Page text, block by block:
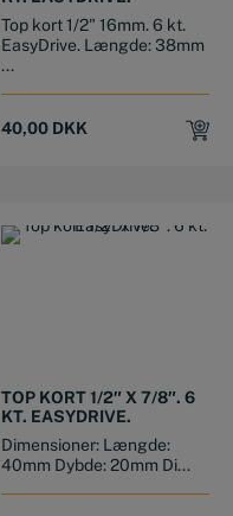
Top kort 1/2" 16mm. 6 kt.
EasyDrive. Længde: 38mm
...
40,00 DKK
TOP KORT 1/2″ X 7/8″. 6
KT. EASYDRIVE.
Dimensioner: Længde:
40mm Dybde: 20mm Di...